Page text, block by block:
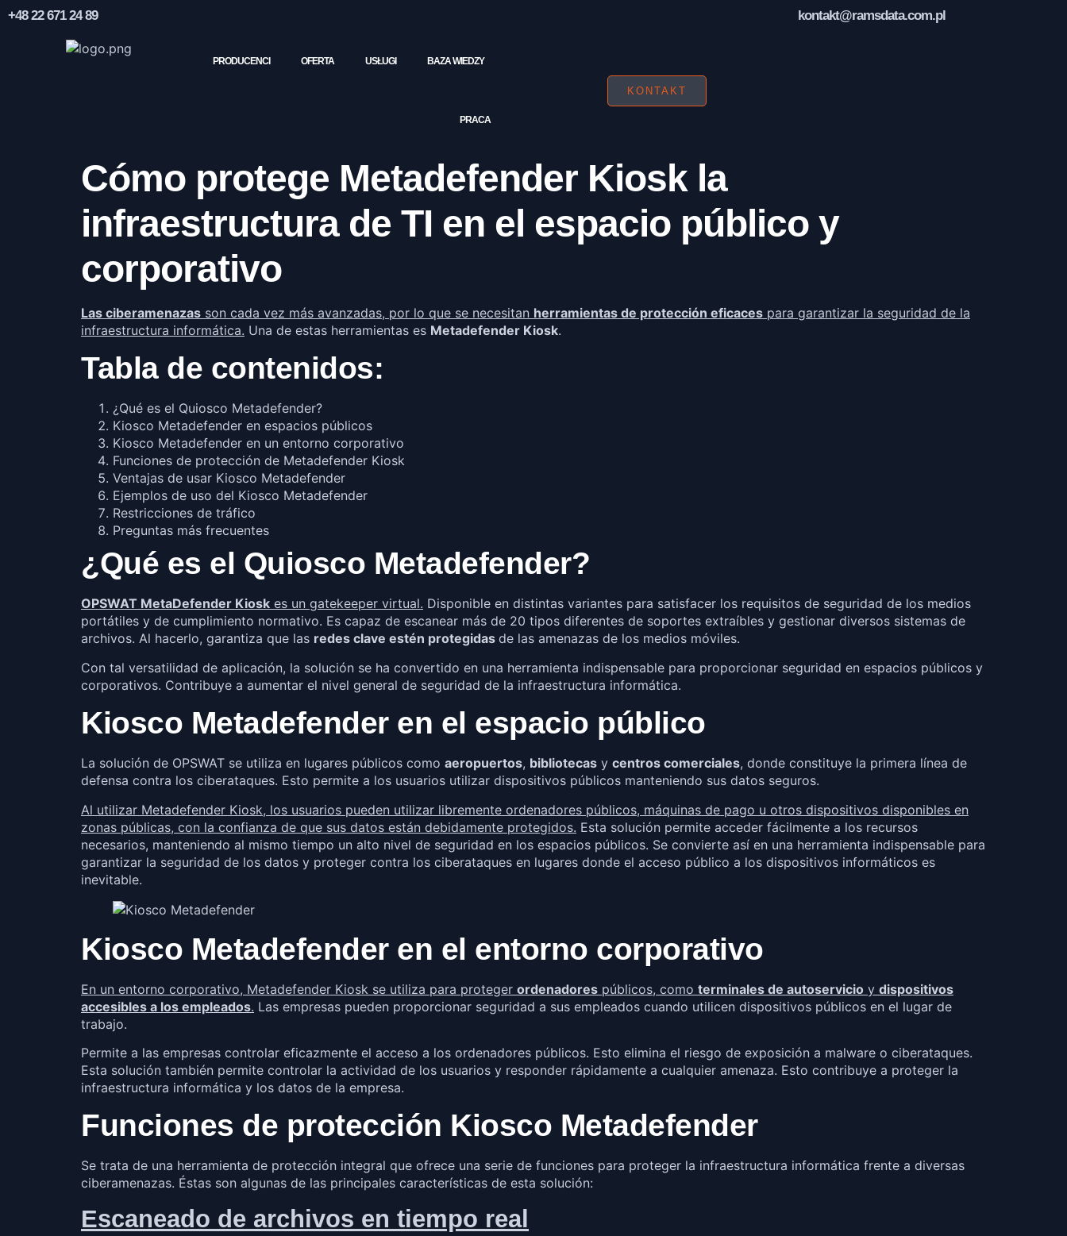
+48 22 671 24 89 kontakt@ramsdata.com.pl
KONTAKT
PRODUCENCI OFERTA USŁUGI BAZA WIEDZY
PRACA
Cómo protege Metadefender Kiosk la
infraestructura de TI en el espacio público y
corporativo
Las ciberamenazas son cada vez más avanzadas, por lo que se necesitan herramientas de protección eficaces para garantizar la seguridad de la
infraestructura informática. Una de estas herramientas es Metadefender Kiosk.
Tabla de contenidos:
¿Qué es el Quiosco Metadefender?
Kiosco Metadefender en espacios públicos
Kiosco Metadefender en un entorno corporativo
Funciones de protección de Metadefender Kiosk
Ventajas de usar Kiosco Metadefender
Ejemplos de uso del Kiosco Metadefender
Restricciones de tráfico
Preguntas más frecuentes
¿Qué es el Quiosco Metadefender?
OPSWAT MetaDefender Kiosk es un gatekeeper virtual. Disponible en distintas variantes para satisfacer los requisitos de seguridad de los medios
portátiles y de cumplimiento normativo. Es capaz de escanear más de 20 tipos diferentes de soportes extraíbles y gestionar diversos sistemas de
archivos. Al hacerlo, garantiza que las redes clave estén protegidas de las amenazas de los medios móviles.
Con tal versatilidad de aplicación, la solución se ha convertido en una herramienta indispensable para proporcionar seguridad en espacios públicos y
corporativos. Contribuye a aumentar el nivel general de seguridad de la infraestructura informática.
Kiosco Metadefender en el espacio público
La solución de OPSWAT se utiliza en lugares públicos como aeropuertos, bibliotecas y centros comerciales, donde constituye la primera línea de
defensa contra los ciberataques. Esto permite a los usuarios utilizar dispositivos públicos manteniendo sus datos seguros.
Al utilizar Metadefender Kiosk, los usuarios pueden utilizar libremente ordenadores públicos, máquinas de pago u otros dispositivos disponibles en
zonas públicas, con la confianza de que sus datos están debidamente protegidos. Esta solución permite acceder fácilmente a los recursos
necesarios, manteniendo al mismo tiempo un alto nivel de seguridad en los espacios públicos. Se convierte así en una herramienta indispensable para
garantizar la seguridad de los datos y proteger contra los ciberataques en lugares donde el acceso público a los dispositivos informáticos es
inevitable.
Kiosco Metadefender en el entorno corporativo
En un entorno corporativo, Metadefender Kiosk se utiliza para proteger ordenadores públicos, como terminales de autoservicio y dispositivos
accesibles a los empleados. Las empresas pueden proporcionar seguridad a sus empleados cuando utilicen dispositivos públicos en el lugar de
trabajo.
Permite a las empresas controlar eficazmente el acceso a los ordenadores públicos. Esto elimina el riesgo de exposición a malware o ciberataques.
Esta solución también permite controlar la actividad de los usuarios y responder rápidamente a cualquier amenaza. Esto contribuye a proteger la
infraestructura informática y los datos de la empresa.
Funciones de protección Kiosco Metadefender
Se trata de una herramienta de protección integral que ofrece una serie de funciones para proteger la infraestructura informática frente a diversas
ciberamenazas. Éstas son algunas de las principales características de esta solución:
Escaneado de archivos en tiempo real